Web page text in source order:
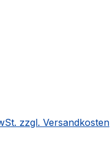
zzgl. Versandkosten